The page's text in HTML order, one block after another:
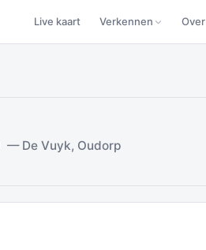
Live kaart Verkennen Over
— De Vuyk, Oudorp